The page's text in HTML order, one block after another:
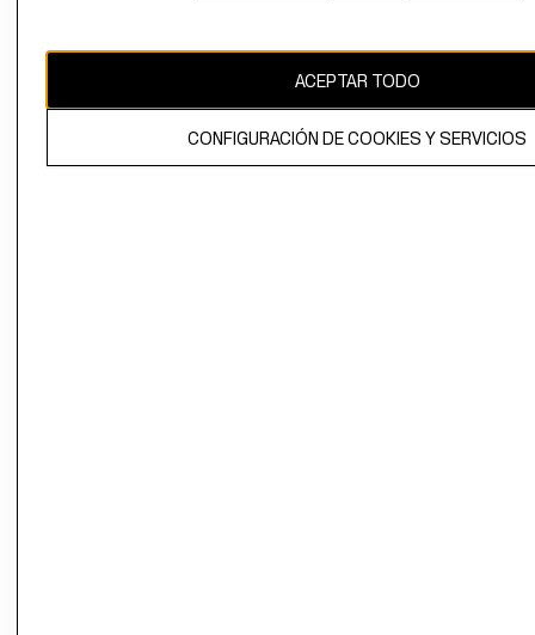
El contenido de esta página web está protegido por copyright y es
propiedad de H&M Hennes & Mauritz AB.
ACEPTAR TODO
CONFIGURACIÓN DE COOKIES Y SERVICIOS